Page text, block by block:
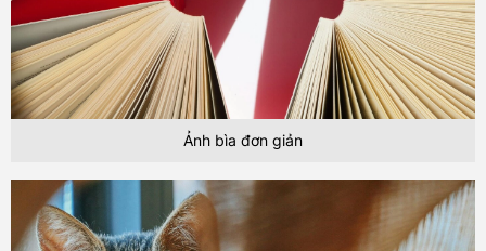
Ảnh bìa đơn giản